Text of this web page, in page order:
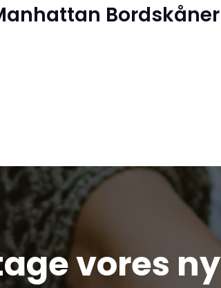
Bordskåner
vores